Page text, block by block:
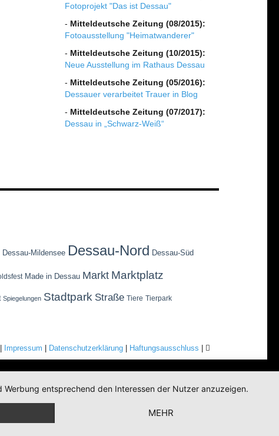
Fotoprojekt "Das ist Dessau"
- Mitteldeutsche Zeitung (08/2015):
Fotoausstellung "Heimatwanderer"
- Mitteldeutsche Zeitung (10/2015):
Neue Ausstellung im Rathaus Dessau
- Mitteldeutsche Zeitung (05/2016):
Dessauer verarbeitet Trauer in Blog
- Mitteldeutsche Zeitung (07/2017):
Dessau in „Schwarz-Weiß“
Dessau-Mildensee Dessau-Nord Dessau-Süd
Made in Dessau Markt Marktplatz
Spiegelungen Stadtpark Straße Tiere Tierpark
Impressum Datenschutzerklärung Haftungsausschluss
entsprechend den Interessen der Nutzer anzuzeigen.
MEHR